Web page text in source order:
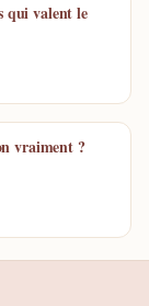
qui valent le
vraiment ?